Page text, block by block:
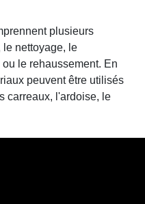
plusieurs
nettoyage, le
le rehaussement. En
peuvent être utilisés
carreaux, l'ardoise, le